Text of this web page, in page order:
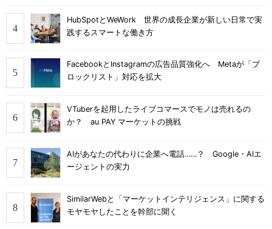
HubSpotとWeWork 世界の成長企業が新しい日常で実
践するスマートな働き方
FacebookとInstagramの広告品質強化へ Metaが「ブ
ロックリスト」対応を拡大
VTuberを起用したライブコマースでモノは売れるの
か？ au PAY マーケットの挑戦
AIがあなたの代わりに企業へ電話……？ Google・AIエ
ージェントの実力
SimilarWebと「マーケットインテリジェンス」に関する
モヤモヤしたことを幹部に聞く